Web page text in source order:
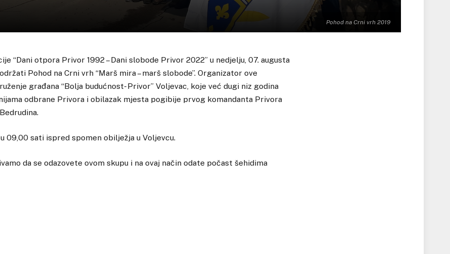
Pohod na Crni vrh 2019
“Dani otpora Privor 1992 – Dani slobode Privor 2022” u nedjelju, 07. augusta
Pohod na Crni vrh “Marš mira – marš slobode”. Organizator ove
građana “Bolja budućnost- Privor” Voljevac, koje već dugi niz godina
odbrane Privora i obilazak mjesta pogibije prvog komandanta Privora
09,00 sati ispred spomen obilježja u Voljevcu.
da se odazovete ovom skupu i na ovaj način odate počast šehidima